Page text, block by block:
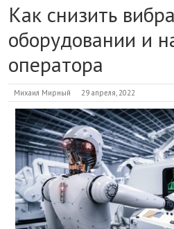
Как снизить
оборудовании и
оператора
Михаил Мирный 29 апреля, 2022